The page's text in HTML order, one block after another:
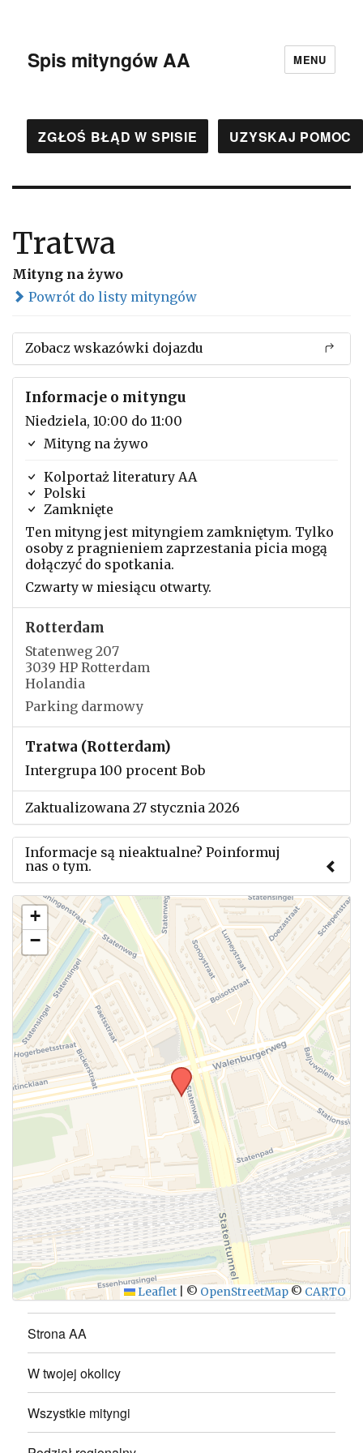
Spis mityngów AA MENU
ZGŁOŚ BŁĄD W SPISIE UZYSKAJ POMOC
Tratwa
Mityng na żywo
Powrót do listy mityngów
Zobacz wskazówki dojazdu
Informacje o mityngu
Niedziela, 10:00 do 11:00
Mityng na żywo
Kolportaż literatury AA
Polski
Zamknięte
Ten mityng jest mityngiem zamkniętym. Tylko
osoby z pragnieniem zaprzestania picia mogą
dołączyć do spotkania.
Czwarty w miesiącu otwarty.
Rotterdam
Statenweg 207
3039 HP Rotterdam
Holandia
Parking darmowy
Tratwa (Rotterdam)
Intergrupa 100 procent Bob
Zaktualizowana 27 stycznia 2026
Informacje są nieaktualne? Poinformuj
nas o tym.
Użyj tego formularza aby przesłać informację o
zmianach w powyższym mityngu.
WYŚLIJ
+
−
Leaflet © OpenStreetMap © CARTO
Strona AA
W twojej okolicy
Wszystkie mityngi